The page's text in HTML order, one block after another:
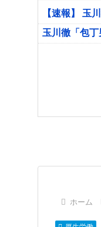
【速報】 玉
玉川徹「包
ホーム